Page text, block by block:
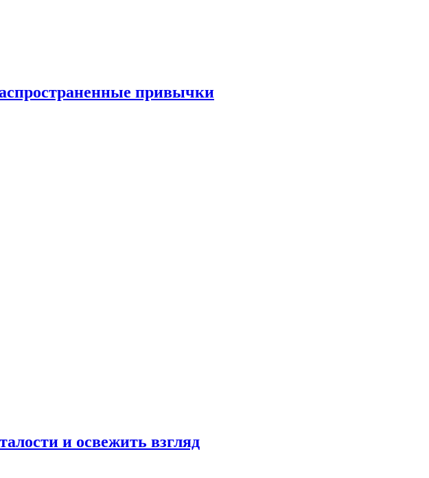
привычки
и освежить взгляд